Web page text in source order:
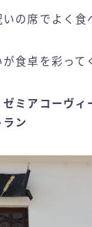
の席でよく食
食卓を彩って
ミアコーヴィ
ラン